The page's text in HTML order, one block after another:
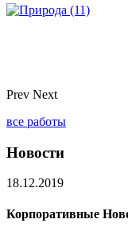
Prev Next
все работы
Новости
18.12.2019
Корпоративные